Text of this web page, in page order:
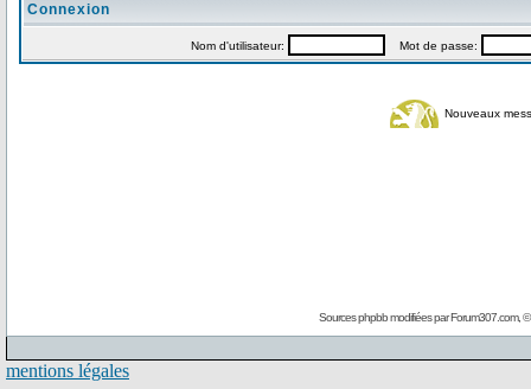
Connexion
Nom d'utilisateur: Mot de passe:
Nouveaux
Sources phpbb modifiées parForum307.com, ©
mentions légales